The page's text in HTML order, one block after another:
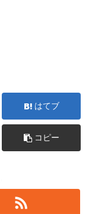
はてブ
コピー